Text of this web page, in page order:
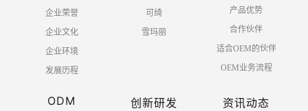
企业荣誉
企业文化
企业环境
发展历程
可绮
雪玛丽
产品优势
合作伙伴
适合OEM的伙伴
OEM业务流程
ODM 创新研发 资讯动态